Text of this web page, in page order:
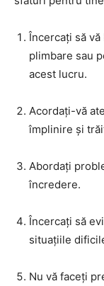
Încercați să
plimbare sau
acest lucru.
Acordați-vă
împlinire și
Abordați
încredere.
Încercați să
situațiile
Nu vă faceți